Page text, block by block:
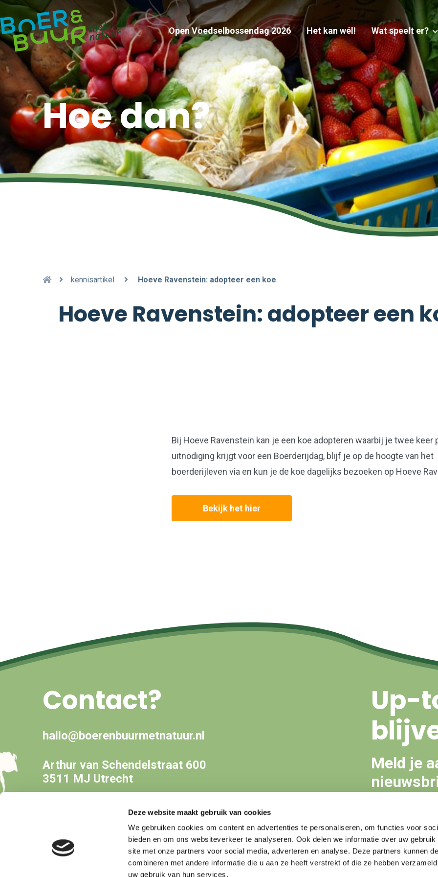
Deze website maakt gebruik van cookies
We gebruiken cookies om content en advertenties te personaliseren, om functies voor
bieden en om ons websiteverkeer te analyseren. Ook delen we informatie over uw gebruik
site met onze partners voor social media, adverteren en analyse. Deze partners kunnen
combineren met andere informatie die u aan ze heeft verstrekt of die ze hebben
uw gebruik van hun services.
Open Voedselbossendag 2026 Het kan wél! Wat speelt er?
Hoe dan?
kennisartikel Hoeve Ravenstein: adopteer een koe
Hoeve Ravenstein: adopteer een
Bij Hoeve Ravenstein kan je een koe adopteren waarbij je twee keer
uitnodiging krijgt voor een Boerderijdag, blijf je op de hoogte van het
boerderijleven via en kun je de koe dagelijks bezoeken op Hoeve
Bekijk het hier
Contact?
hallo@boerenbuurmetnatuur.nl
Arthur van Schendelstraat 600
3511 MJ Utrecht
Up-
Meld je